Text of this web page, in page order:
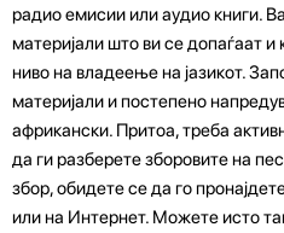
радио емисии или аудио книги.
материјали што ви се допаѓаат
ниво на владеење на јазикот.
материјали и постепено
африкански. Притоа, треба
да ги разберете зборовите на
збор, обидете се да го
или на Интернет. Можете исто